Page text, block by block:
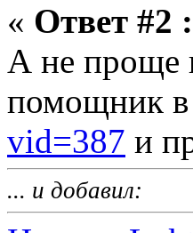
« Ответ #2 :
А не проще
помощник в
vid=387 и
... и добавил: